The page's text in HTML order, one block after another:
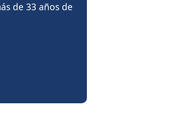
de 33 años de